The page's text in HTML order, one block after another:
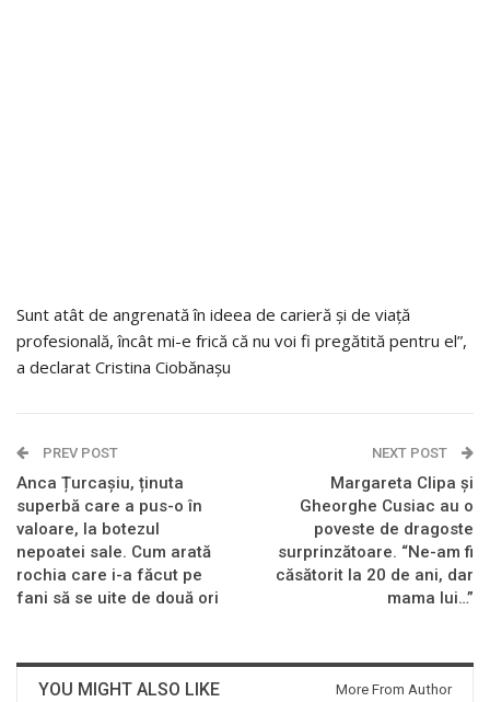
Sunt atât de angrenată în ideea de carieră și de viață
profesională, încât mi-e frică că nu voi fi pregătită pentru el”,
a declarat Cristina Ciobănașu
PREV POST
Anca Țurcașiu, ținuta
superbă care a pus-o în
valoare, la botezul
nepoatei sale. Cum arată
rochia care i-a făcut pe
fani să se uite de două ori
NEXT POST
Margareta Clipa și
Gheorghe Cusiac au o
poveste de dragoste
surprinzătoare. “Ne-am fi
căsătorit la 20 de ani, dar
mama lui…”
YOU MIGHT ALSO LIKE More From Author